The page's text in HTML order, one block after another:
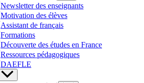
Newsletter des enseignants
Motivation des élèves
Assistant de français
Formations
Découverte des études en France
Ressources pédagogiques
DAEFLE